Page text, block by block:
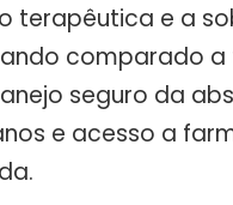
terapêutica e a
comparado
seguro da
e acesso a